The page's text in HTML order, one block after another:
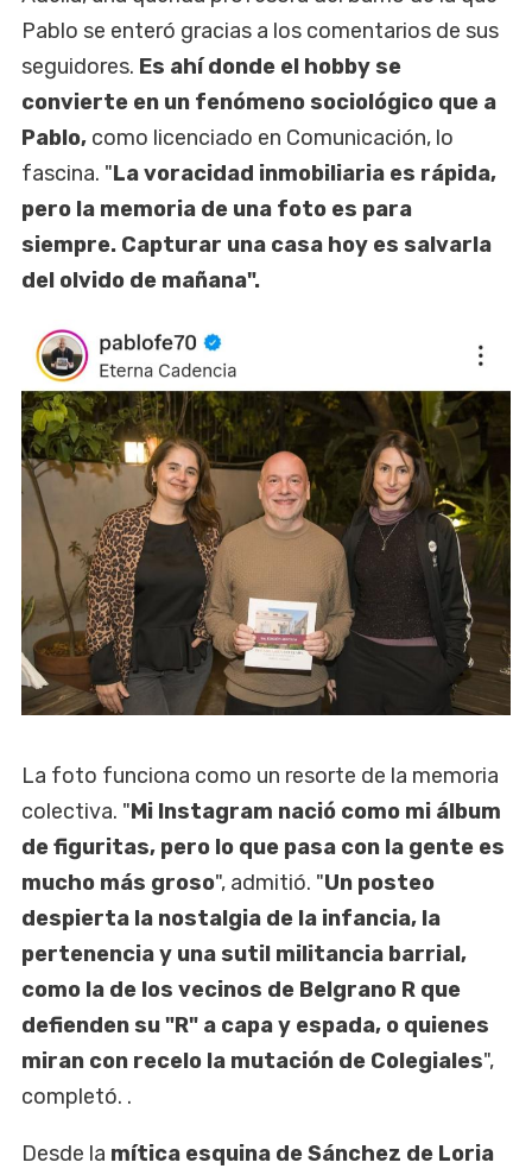
Pablo se enteró gracias a los comentarios de sus
seguidores. Es ahí donde el hobby se
convierte en un fenómeno sociológico que a
Pablo, como licenciado en Comunicación, lo
fascina. "La voracidad inmobiliaria es rápida,
pero la memoria de una foto es para
siempre. Capturar una casa hoy es salvarla
del olvido de mañana".
La foto funciona como un resorte de la memoria
colectiva. "Mi Instagram nació como mi álbum
de figuritas, pero lo que pasa con la gente es
mucho más groso", admitió. "Un posteo
despierta la nostalgia de la infancia, la
pertenencia y una sutil militancia barrial,
como la de los vecinos de Belgrano R que
defienden su "R" a capa y espada, o quienes
miran con recelo la mutación de Colegiales",
completó. .
Desde la mítica esquina de Sánchez de Loria